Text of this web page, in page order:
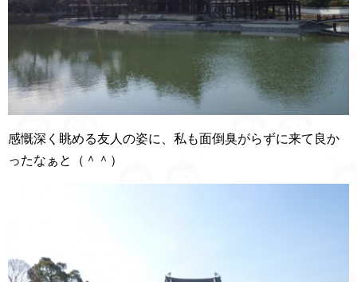
感慨深く眺める友人の姿に、私も面倒臭がらずに来て良か
ったなぁと（＾＾）